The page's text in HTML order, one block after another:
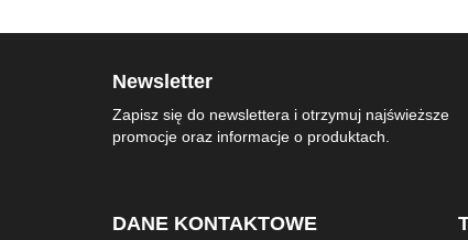
Newsletter
Zapisz się do newslettera i otrzymuj najświeższe
promocje oraz informacje o produktach.
DANE KONTAKTOWE